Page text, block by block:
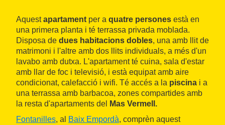
Aquestapartament per a quatre persones està en
una primera planta i té terrassa privada moblada.
Disposa de dues habitacions dobles, una amb llit de
matrimoni i l'altre amb dos llits individuals, a més d'un
lavabo amb dutxa. L'apartament té cuina, sala d'estar
amb llar de foc i televisió, i està equipat amb aire
condicionat, calefacció i wifi. Té accés a la piscina i a
una terrassa amb barbacoa, zones compartides amb
la resta d'apartaments del
Mas Vermell.
Fontanilles, al Baix Empordà, comprèn aquest